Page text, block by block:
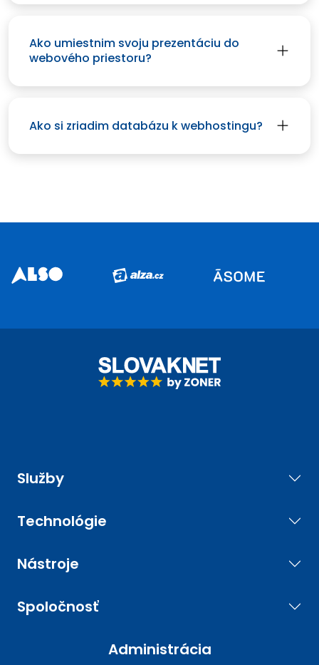
Ako umiestnim svoju prezentáciu do
webového priestoru?
Ako si zriadim databázu k webhostingu?
Služby
Technológie
Nástroje
Spoločnosť
Administrácia